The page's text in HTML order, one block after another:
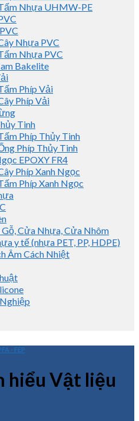
Nhựa UHMW-PE
Nhựa PVC
Nhựa PVC
Bakelite
Phíp Vải
Phíp Vải
Tinh
Phíp Thủy Tinh
Phíp Thủy Tinh
EPOXY FR4
Phíp Xanh Ngọc
Phíp Xanh Ngọc
Cửa Nhựa, Cửa Nhôm
y tế (nhựa PET, PP, HDPE)
Âm Cách Nhiệt
- FEP
hiểu Vật liệu